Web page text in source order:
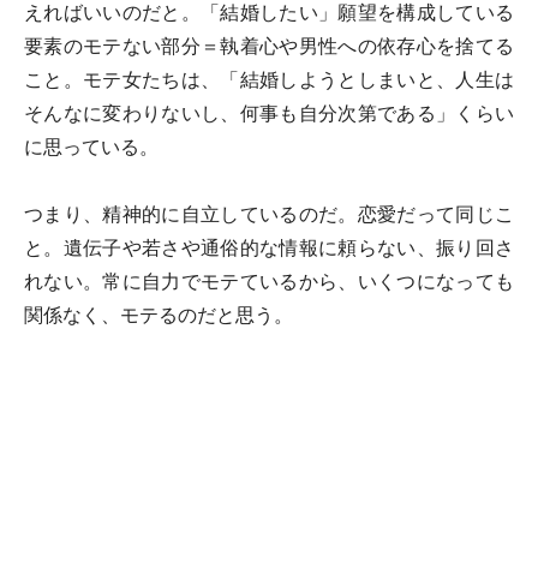
えればいいのだと。「結婚したい」願望を構成している
要素のモテない部分＝執着心や男性への依存心を捨てる
こと。モテ女たちは、「結婚しようとしまいと、人生は
そんなに変わりないし、何事も自分次第である」くらい
に思っている。
つまり、精神的に自立しているのだ。恋愛だって同じこ
と。遺伝子や若さや通俗的な情報に頼らない、振り回さ
れない。常に自力でモテているから、いくつになっても
関係なく、モテるのだと思う。